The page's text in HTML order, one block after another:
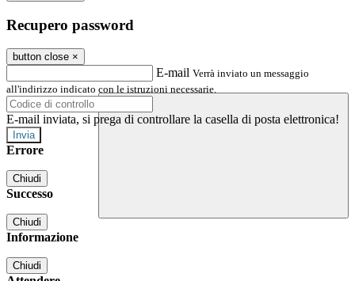
Recupero password
button close ×
E-mail Verrà inviato un messaggio
all'indirizzo indicato con le istruzioni necessarie.
E-mail inviata, si prega di controllare la casella di posta elettronica!
Errore
Chiudi
Successo
Chiudi
Informazione
Chiudi